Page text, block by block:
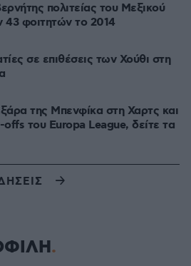
πολιτείας του Μεξικού
43 φοιτητών το 2014
σε επιθέσεις των Χούθι στη
της Μπενφίκα στη Χαρτς και
του Europa League, δείτε τα